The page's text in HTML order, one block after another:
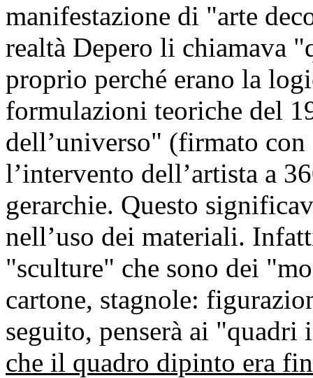
manifestazione di "arte
realtà Depero li chiamava
proprio perché erano la
formulazioni teoriche del
dell’universo" (firmato
l’intervento dell’artista a
gerarchie. Questo
nell’uso dei materiali.
"sculture" che sono dei
cartone, stagnole:
seguito, penserà ai
che il quadro dipinto era